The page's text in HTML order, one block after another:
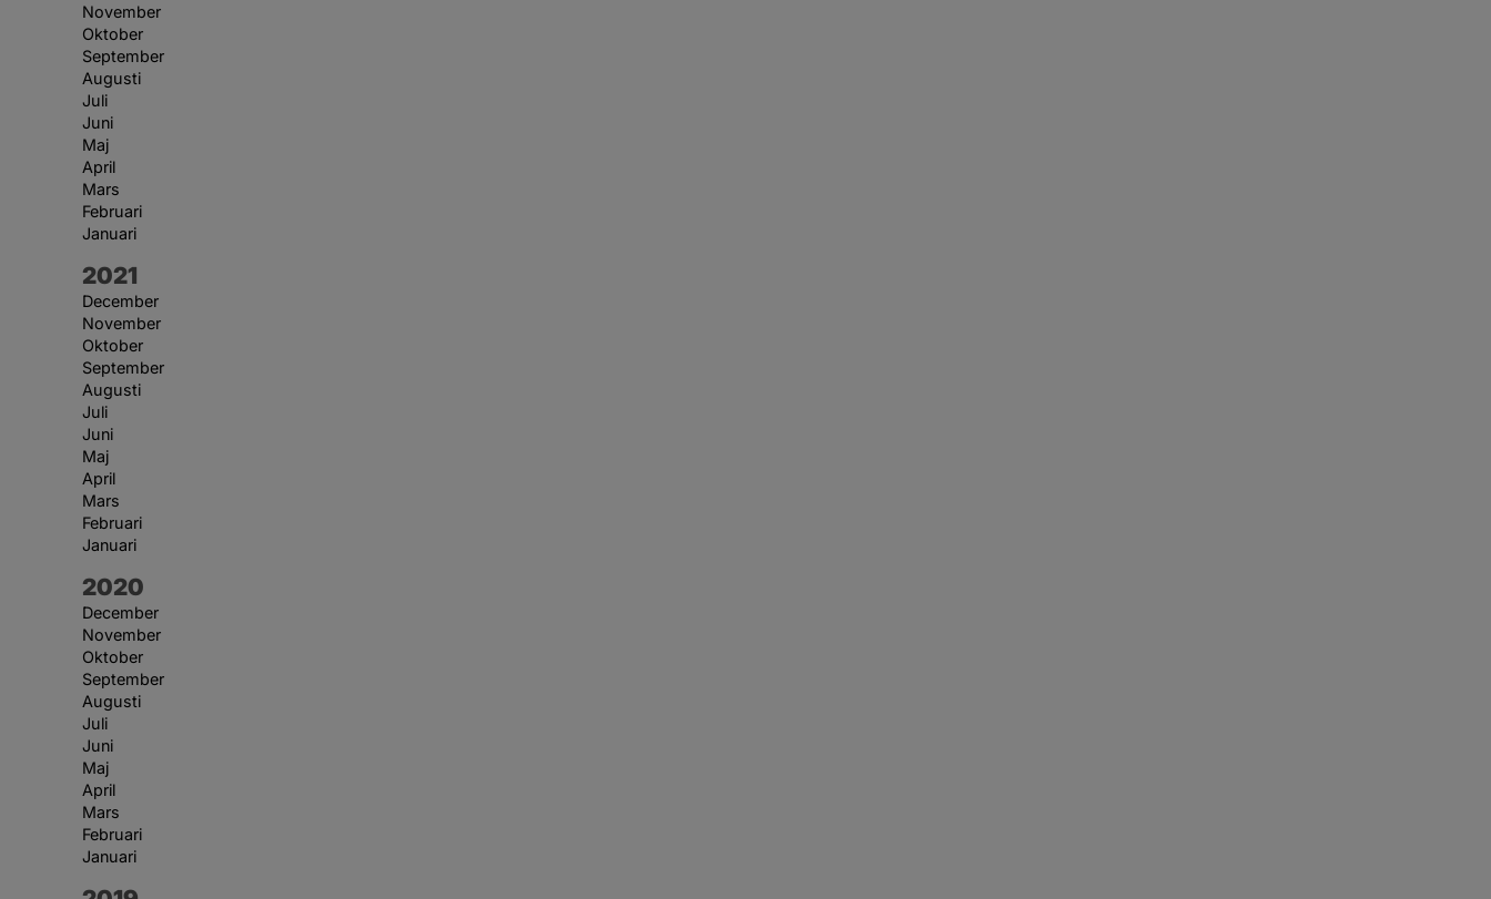
November
Oktober
September
Augusti
Juli
Juni
Maj
April
Mars
Februari
Januari
År:
2021
December
November
Oktober
September
Augusti
Juli
Juni
Maj
April
Mars
Februari
Januari
År:
2020
December
November
Oktober
September
Augusti
Juli
Juni
Maj
April
Mars
Februari
Januari